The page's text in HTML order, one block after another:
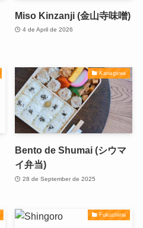
Miso Kinzanji (金山寺味噌)
4 de April de 2026
Kanagawa
Bento de Shumai (シウマ
イ弁当)
28 de September de 2025
Fukushima